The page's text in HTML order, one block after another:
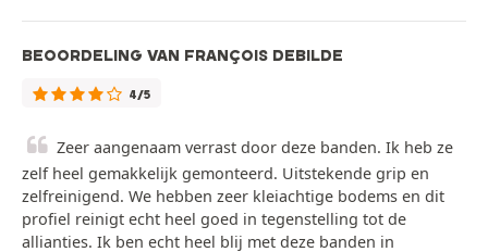
BEOORDELING VAN FRANÇOIS DEBILDE
4/5
Zeer aangenaam verrast door deze banden. Ik heb ze
zelf heel gemakkelijk gemonteerd. Uitstekende grip en
zelfreinigend. We hebben zeer kleiachtige bodems en dit
profiel reinigt echt heel goed in tegenstelling tot de
allianties. Ik ben echt heel blij met deze banden in